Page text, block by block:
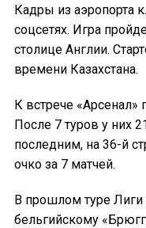
Кадры из аэропорта
соцсетях. Игра
столице Англии.
времени Казахстана.
К встрече «Арсенал»
После 7 туров у них
последним, на 36-й
очко за 7 матчей.
В прошлом туре
бельгийскому